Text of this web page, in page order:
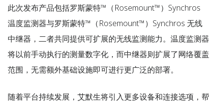
此次发布产品包括罗斯蒙特™（Rosemount™）Synchros
温度监测器与罗斯蒙特™（Rosemount™）Synchros 无线
中继器，二者共同提供可扩展的无线监测能力。温度监测器
将以前手动执行的测量数字化，而中继器则扩展了网络覆盖
范围，无需额外基础设施即可进行更广泛的部署。
随着平台持续发展，艾默生将引入更多设备和连接选项，帮